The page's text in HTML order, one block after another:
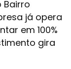
Bairro
já opera
em 100%
gira